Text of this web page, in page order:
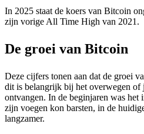
In 2025 staat de koers van Bitcoin
zijn vorige All Time High van 2021.
De groei van Bitcoin
Deze cijfers tonen aan dat de groei
dit is belangrijk bij het overwegen
ontvangen. In de beginjaren was het
zijn voegen kon barsten, in de
langzamer.